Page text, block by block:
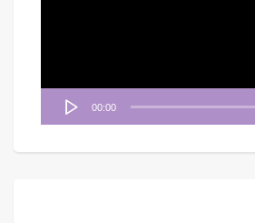
00:00